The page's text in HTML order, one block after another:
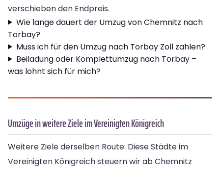
verschieben den Endpreis.
Wie lange dauert der Umzug von Chemnitz nach
Torbay?
Muss ich für den Umzug nach Torbay Zoll zahlen?
Beiladung oder Komplettumzug nach Torbay –
was lohnt sich für mich?
Umzüge in weitere Ziele im Vereinigten Königreich
Weitere Ziele derselben Route: Diese Städte im
Vereinigten Königreich steuern wir ab Chemnitz